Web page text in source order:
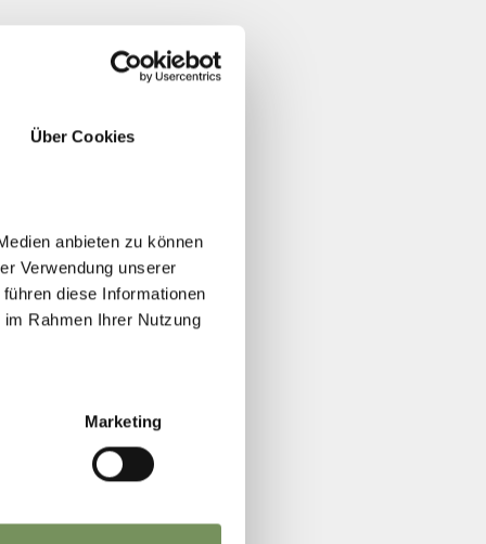
Über Cookies
anbieten zu können
Verwendung unserer
diese Informationen
Rahmen Ihrer Nutzung
Marketing